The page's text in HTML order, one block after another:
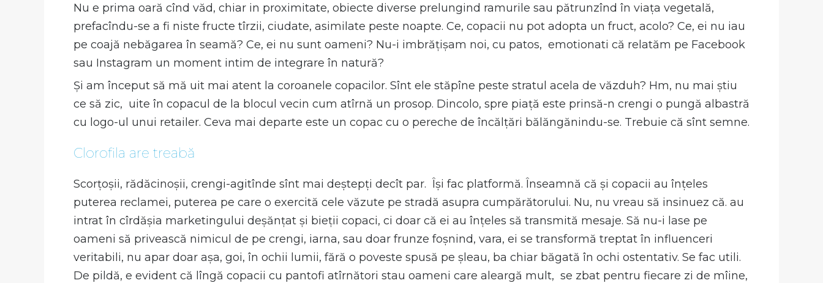
Nu e prima oară cînd văd, chiar in proximitate, obiecte diverse prelungind ramurile sau pătrunzînd în viața vegetală,
prefacîndu-se a fi niste fructe tîrzii, ciudate, asimilate peste noapte. Ce, copacii nu pot adopta un fruct, acolo? Ce, ei nu iau
pe coajă nebăgarea în seamă? Ce, ei nu sunt oameni? Nu-i imbrățișam noi, cu patos, emotionati că relatăm pe Facebook
sau Instagram un moment intim de integrare în natură?
Și am început să mă uit mai atent la coroanele copacilor. Sînt ele stăpîne peste stratul acela de văzduh? Hm, nu mai știu
ce să zic, uite în copacul de la blocul vecin cum atîrnă un prosop. Dincolo, spre piață este prinsă-n crengi o pungă albastră
cu logo-ul unui retailer. Ceva mai departe este un copac cu o pereche de încălțări bălăngănindu-se. Trebuie că sînt semne.
Clorofila are treabă
Scorțoșii, rădăcinoșii, crengi-agitînde sînt mai deștepți decît par. Își fac platformă. Înseamnă că și copacii au înțeles
puterea reclamei, puterea pe care o exercită cele văzute pe stradă asupra cumpărătorului. Nu, nu vreau să insinuez că. au
intrat în cîrdășia marketingului deșănțat și bieții copaci, ci doar că ei au înțeles să transmită mesaje. Să nu-i lase pe
oameni să privească nimicul de pe crengi, iarna, sau doar frunze foșnind, vara, ei se transformă treptat în influenceri
veritabili, nu apar doar așa, goi, în ochii lumii, fără o poveste spusă pe șleau, ba chiar băgată în ochi ostentativ. Se fac utili.
De pildă, e evident că lîngă copacii cu pantofi atîrnători stau oameni care aleargă mult, se zbat pentru fiecare zi de mîine,